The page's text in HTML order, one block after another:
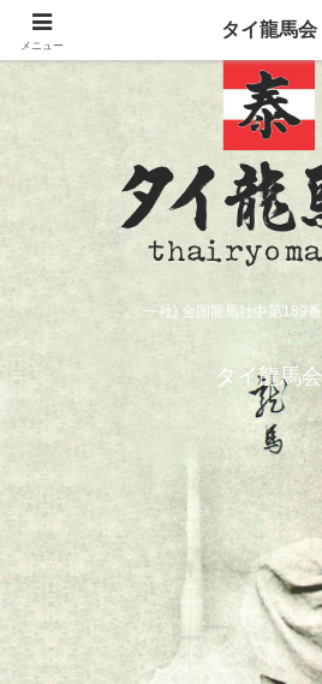
一社) 全国龍馬社中第189
タイ龍馬会
メニュー
タイ龍馬会